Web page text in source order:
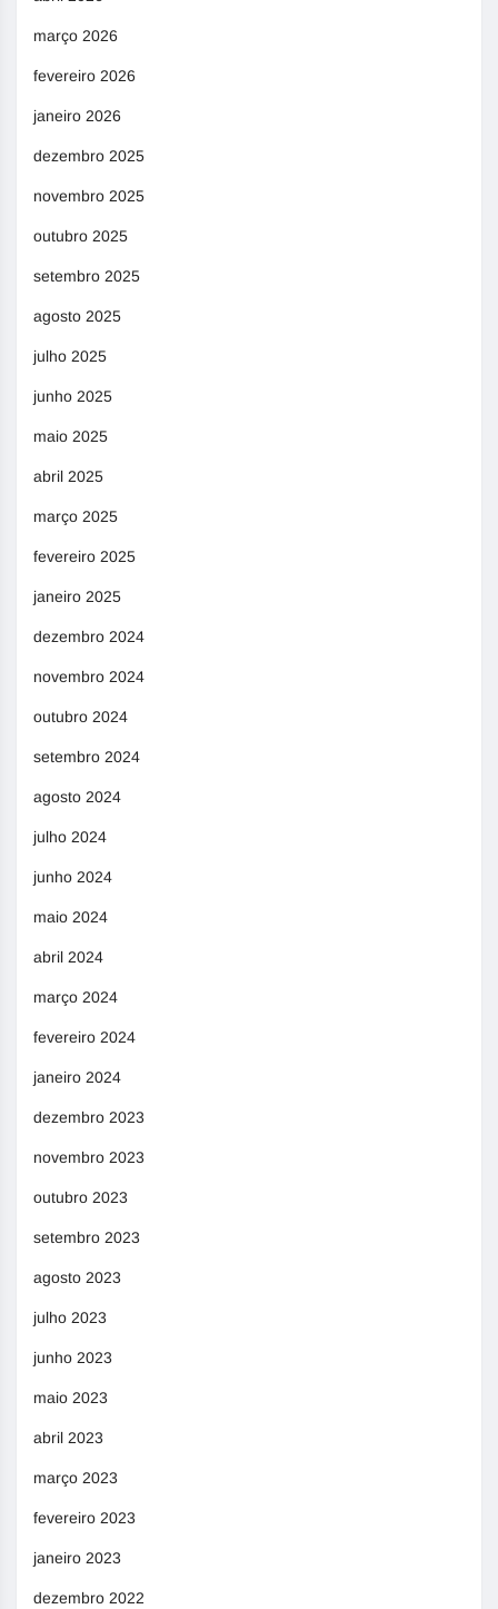
março 2026
fevereiro 2026
janeiro 2026
dezembro 2025
novembro 2025
outubro 2025
setembro 2025
agosto 2025
julho 2025
junho 2025
maio 2025
abril 2025
março 2025
fevereiro 2025
janeiro 2025
dezembro 2024
novembro 2024
outubro 2024
setembro 2024
agosto 2024
julho 2024
junho 2024
maio 2024
abril 2024
março 2024
fevereiro 2024
janeiro 2024
dezembro 2023
novembro 2023
outubro 2023
setembro 2023
agosto 2023
julho 2023
junho 2023
maio 2023
abril 2023
março 2023
fevereiro 2023
janeiro 2023
dezembro 2022